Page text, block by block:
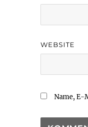
WEBSITE
Name, E-